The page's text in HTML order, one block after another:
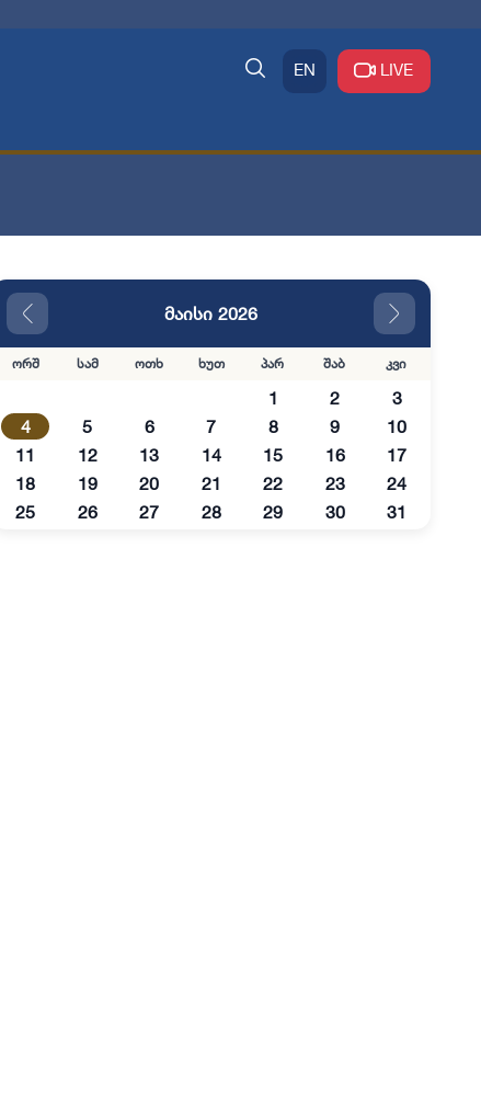
EN LIVE
მაისი 2026
ორშ სამ ოთხ ხუთ პარ შაბ კვი
1 2
3
4
5 6 7 8 9
10
11
12 13 14 15 16
17
18
19 20 21 22 23
24
25
26 27 28 29 30 31